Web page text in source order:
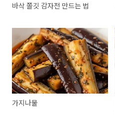
바삭 쫄깃 감자전 만드는 법
가지나물